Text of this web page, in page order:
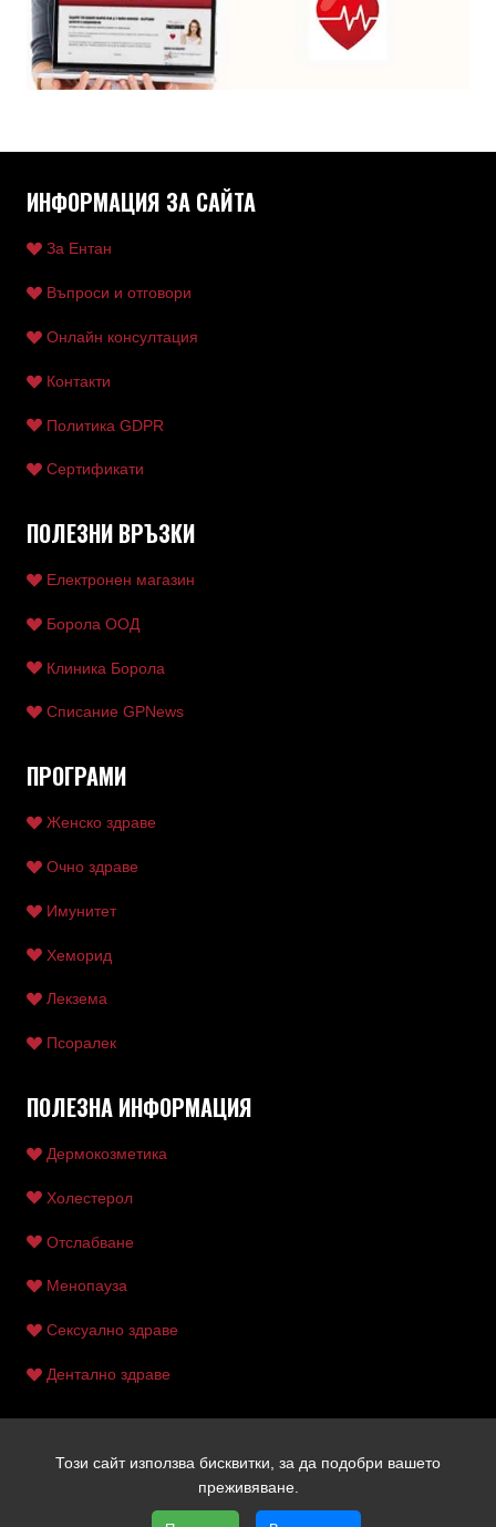
ИНФОРМАЦИЯ ЗА САЙТА
За Ентан
Въпроси и отговори
Онлайн консултация
Контакти
Политика GDPR
Сертификати
ПОЛЕЗНИ ВРЪЗКИ
Електронен магазин
Борола ООД
Клиника Борола
Списание GPNews
ПРОГРАМИ
Женско здраве
Очно здраве
Имунитет
Хеморид
Лекзема
Псоралек
ПОЛЕЗНА ИНФОРМАЦИЯ
Дермокозметика
Холестерол
Отслабване
Менопауза
Сексуално здраве
Дентално здраве
Copyright © 2026 Ентан | Всички права запазени | Уеб
дизайн и SEO от Трибест
Този сайт използва бисквитки, за да подобри вашето
преживяване.